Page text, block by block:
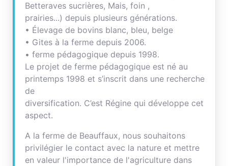
Betteraves sucrières, Mais, foin ,
prairies...) depuis plusieurs générations.
• Élevage de bovins blanc, bleu, belge
• Gites à la ferme depuis 2006.
• ferme pédagogique depuis 1998.
Le projet de ferme pédagogique est né au
printemps 1998 et s’inscrit dans une recherche
de
diversification. C’est Régine qui développe cet
aspect.
A la ferme de Beauffaux, nous souhaitons
privilégier le contact avec la nature et mettre
en valeur l'importance de l'agriculture dans